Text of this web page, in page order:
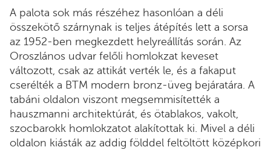
A palota sok más részéhez hasonlóan a déli
összekötő szárnynak is teljes átépítés lett a sorsa
az 1952-ben megkezdett helyreállítás során. Az
Oroszlános udvar felőli homlokzat keveset
változott, csak az attikát verték le, és a fakaput
cserélték a BTM modern bronz-üveg bejáratára. A
tabáni oldalon viszont megsemmisítették a
hauszmanni architektúrát, és ötablakos, vakolt,
szocbarokk homlokzatot alakítottak ki. Mivel a déli
oldalon kiásták az addig földdel feltöltött középkori